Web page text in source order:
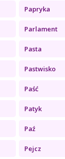
Papryka
Parlament
Pasta
Pastwisko
Paść
Patyk
Paź
Pejcz